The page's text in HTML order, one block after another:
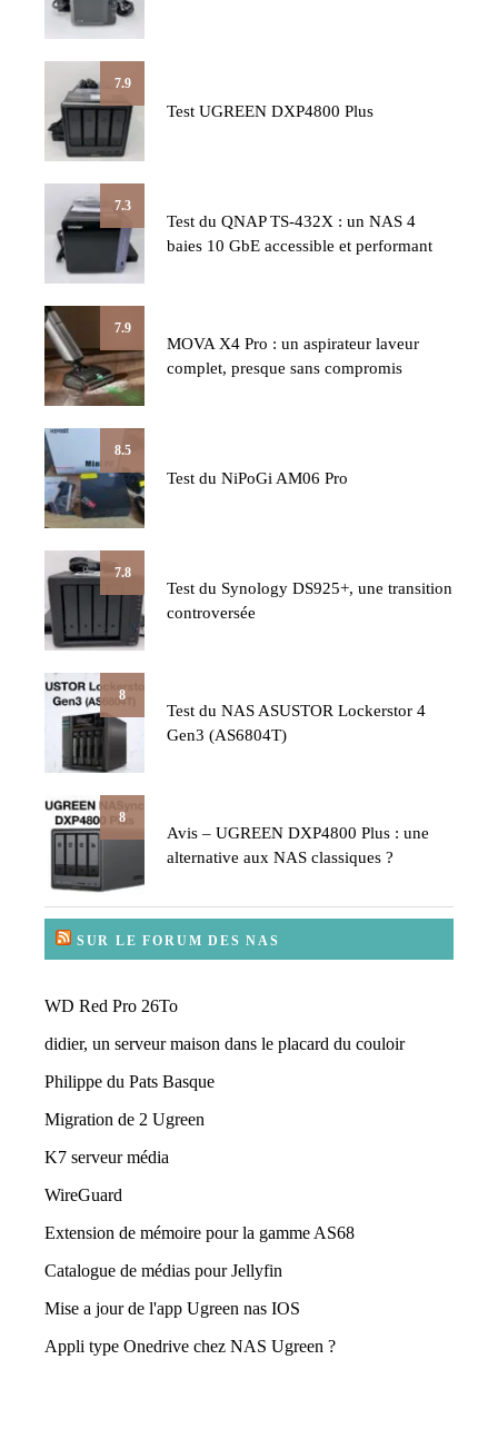
7.9
Test UGREEN DXP4800 Plus
7.3
Test du QNAP TS-432X : un NAS 4
baies 10 GbE accessible et performant
7.9
MOVA X4 Pro : un aspirateur laveur
complet, presque sans compromis
8.5
Test du NiPoGi AM06 Pro
7.8
Test du Synology DS925+, une transition
controversée
8
Test du NAS ASUSTOR Lockerstor 4
Gen3 (AS6804T)
8
Avis – UGREEN DXP4800 Plus : une
alternative aux NAS classiques ?
SUR LE FORUM DES NAS
WD Red Pro 26To
didier, un serveur maison dans le placard du couloir
Philippe du Pats Basque
Migration de 2 Ugreen
K7 serveur média
WireGuard
Extension de mémoire pour la gamme AS68
Catalogue de médias pour Jellyfin
Mise a jour de l'app Ugreen nas IOS
Appli type Onedrive chez NAS Ugreen ?